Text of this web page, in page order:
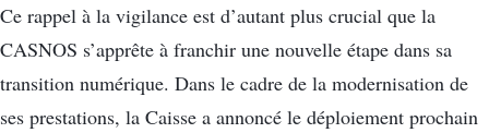
Ce rappel à la vigilance est d’autant plus crucial que la
CASNOS s’apprête à franchir une nouvelle étape dans sa
transition numérique. Dans le cadre de la modernisation de
ses prestations, la Caisse a annoncé le déploiement prochain